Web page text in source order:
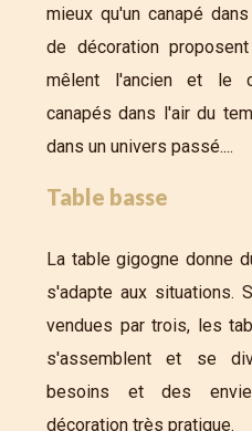
mieux qu'un canapé
de décoration
mêlent l'ancien et le
canapés dans l'air du
dans un univers passé....
Table basse
La table gigogne donne
s'adapte aux situations.
vendues par trois, les
s'assemblent et se
besoins et des
décoration très pratique.